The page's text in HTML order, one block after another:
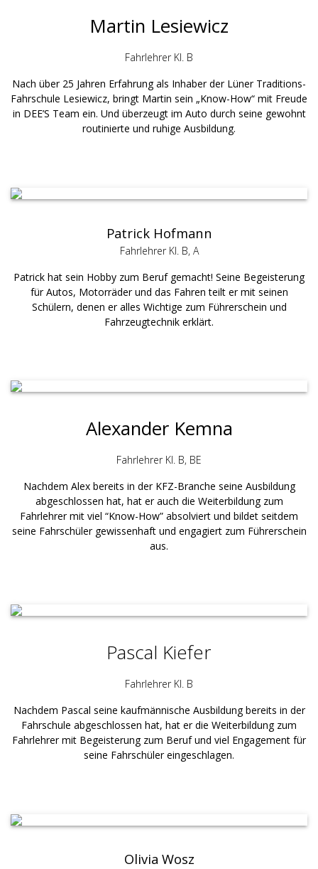
Martin Lesiewicz
Fahrlehrer Kl. B
Nach über 25 Jahren Erfahrung als Inhaber der Lüner Traditions-
Fahrschule Lesiewicz, bringt Martin sein „Know-How“ mit Freude
in DEE’S Team ein. Und überzeugt im Auto durch seine gewohnt
routinierte und ruhige Ausbildung.
Patrick Hofmann
Fahrlehrer Kl. B, A
Patrick hat sein Hobby zum Beruf gemacht! Seine Begeisterung
für Autos, Motorräder und das Fahren teilt er mit seinen
Schülern, denen er alles Wichtige zum Führerschein und
Fahrzeugtechnik erklärt.
A lexander Kemna
Fahrlehrer Kl. B, BE
Nachdem Alex bereits in der KFZ-Branche seine Ausbildung
abgeschlossen hat, hat er auch die Weiterbildung zum
Fahrlehrer mit viel “Know-How” absolviert und bildet seitdem
seine Fahrschüler gewissenhaft und engagiert zum Führerschein
aus.
Pascal Kiefer
Fahrlehrer Kl. B
Nachdem Pascal seine kaufmännische Ausbildung bereits in der
Fahrschule abgeschlossen hat, hat er die Weiterbildung zum
Fahrlehrer mit Begeisterung zum Beruf und viel Engagement für
seine Fahrschüler eingeschlagen.
Olivia Wosz